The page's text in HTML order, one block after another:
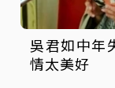
吳君如中年
情太美好